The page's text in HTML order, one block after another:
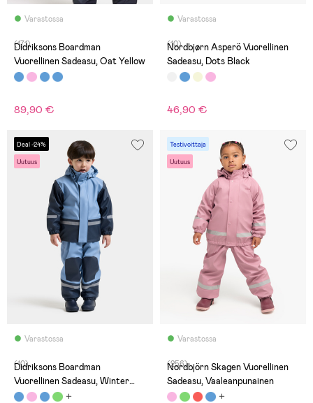
Varastossa
(171)
Didriksons Boardman
Vuorellinen Sadeasu, Oat Yellow
89,90 €
Varastossa
(10)
Nordbjørn Asperö Vuorellinen
Sadeasu, Dots Black
46,90 €
Deal -24%
Uutuus
Varastossa
(10)
Didriksons Boardman
Vuorellinen Sadeasu, Winter
Blue
Testivoittaja
Uutuus
Varastossa
(256)
Nordbjörn Skagen Vuorellinen
Sadeasu, Vaaleanpunainen